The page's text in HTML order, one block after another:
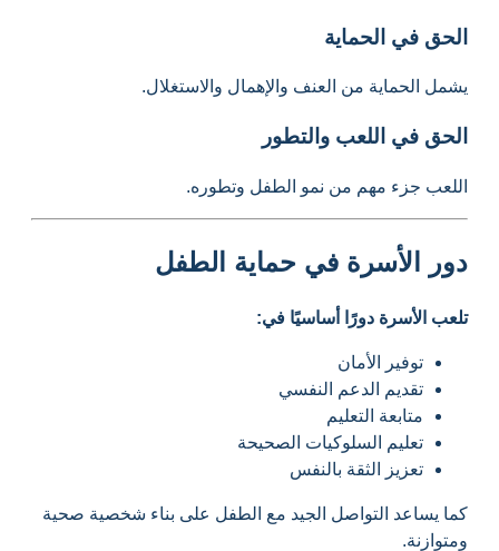
الحق في الحماية
يشمل الحماية من العنف والإهمال والاستغلال.
الحق في اللعب والتطور
اللعب جزء مهم من نمو الطفل وتطوره.
دور الأسرة في حماية الطفل
تلعب الأسرة دورًا أساسيًا في:
توفير الأمان
تقديم الدعم النفسي
متابعة التعليم
تعليم السلوكيات الصحيحة
تعزيز الثقة بالنفس
كما يساعد التواصل الجيد مع الطفل على بناء شخصية صحية
ومتوازنة.